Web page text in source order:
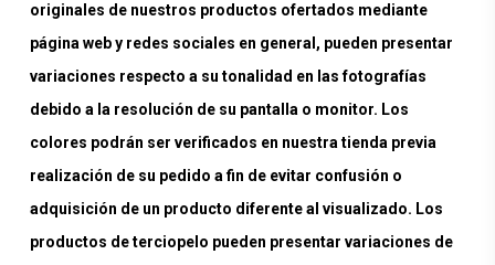
originales de nuestros productos ofertados mediante
página web y redes sociales en general, pueden presentar
variaciones respecto a su tonalidad en las fotografías
debido a la resolución de su pantalla o monitor. Los
colores podrán ser verificados en nuestra tienda previa
realización de su pedido a fin de evitar confusión o
adquisición de un producto diferente al visualizado. Los
productos de terciopelo pueden presentar variaciones de